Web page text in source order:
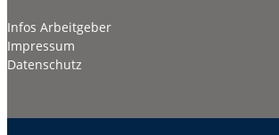
Infos Arbeitgeber
Impressum
Datenschutz